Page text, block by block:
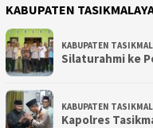
KABUPATEN
KABUPATEN
Silaturahmi ke
KABUPATEN
Kapolres